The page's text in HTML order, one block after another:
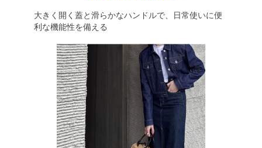
大きく開く蓋と滑らかなハンドルで、日常使いに便
利な機能性を備える